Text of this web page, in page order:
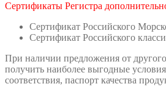
Сертификаты Регистра
Сертификат Российского
Сертификат Российского
При наличии предложения от
получить наиболее выгодные
соответствия, паспорт качества